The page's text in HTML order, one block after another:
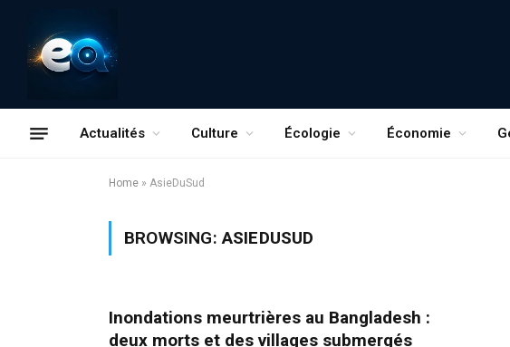
Actualités Culture Écologie Économie
Home » AsieDuSud
BROWSING:ASIEDUSUD
Inondations meurtrières au Bangladesh :
deux morts et des villages submergés